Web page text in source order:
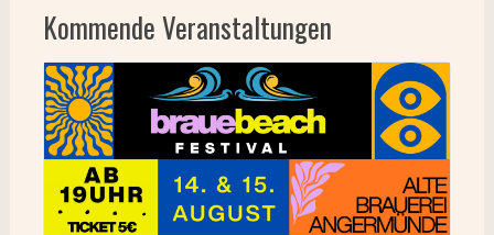
Kommende Veranstaltungen